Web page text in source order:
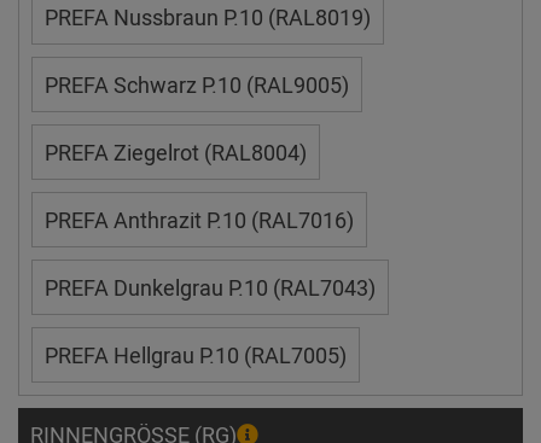
PREFA Nussbraun P.10 (RAL8019)
PREFA Schwarz P.10 (RAL9005)
PREFA Ziegelrot (RAL8004)
PREFA Anthrazit P.10 (RAL7016)
PREFA Dunkelgrau P.10 (RAL7043)
PREFA Hellgrau P.10 (RAL7005)
RINNENGRÖSSE (RG)